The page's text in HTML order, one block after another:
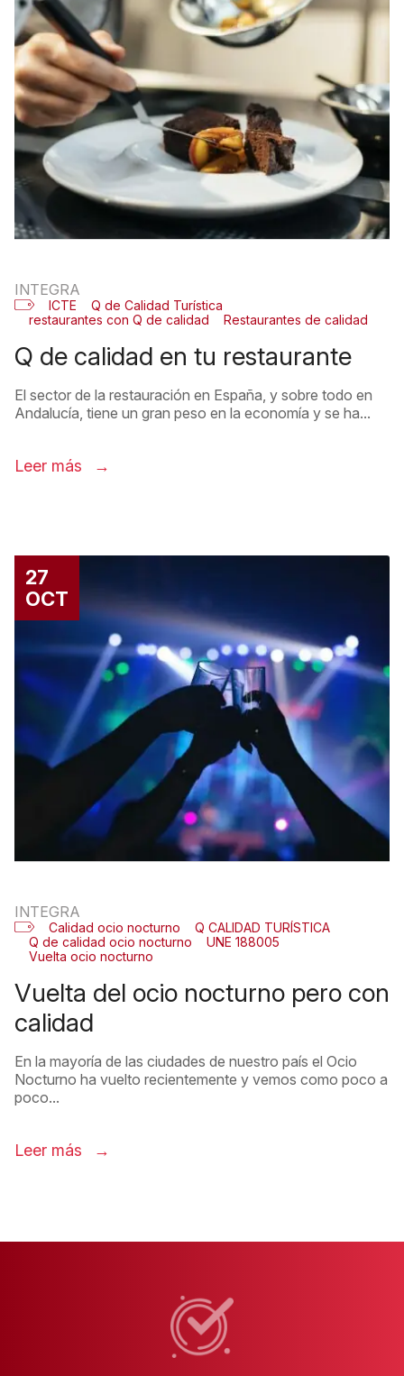
INTEGRA
ICTE
Q de Calidad Turística
restaurantes con Q de calidad
Restaurantes de calidad
q de calidad en tu restaurante
El sector de la restauración en España, y sobre todo en
Andalucía, tiene un gran peso en la economía y se ha...
Leer más
27
OCT
INTEGRA
Calidad ocio nocturno
Q CALIDAD TURÍSTICA
Q de calidad ocio nocturno
UNE 188005
Vuelta ocio nocturno
vuelta del ocio nocturno pero con
calidad
En la mayoría de las ciudades de nuestro país el Ocio
Nocturno ha vuelto recientemente y vemos como poco a
poco...
Leer más